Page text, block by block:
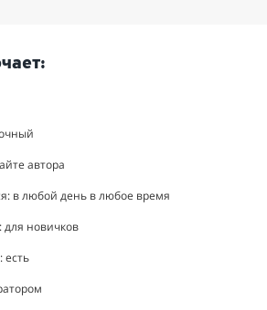
автора
в любой день в любое время
для новичков